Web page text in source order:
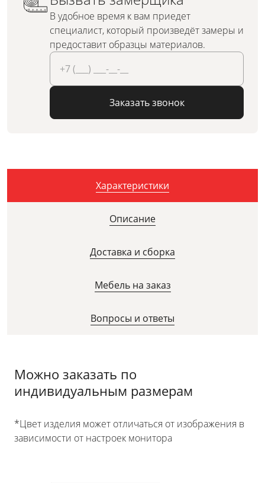
В удобное время к вам приедет
специалист, который произведёт замеры и
предоставит образцы материалов.
Заказать звонок
Характеристики
Описание
Доставка и сборка
Мебель на заказ
Вопросы и ответы
Можно заказать по
индивидуальным размерам
*Цвет изделия может отличаться от изображения в
зависимости от настроек монитора